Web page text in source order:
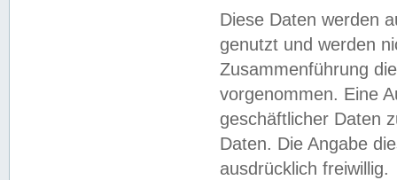
Diese Daten werden
genutzt und werden
Zusammenführung
vorgenommen. Eine
geschäftlicher Daten
Daten. Die Angabe
ausdrücklich freiwillig.